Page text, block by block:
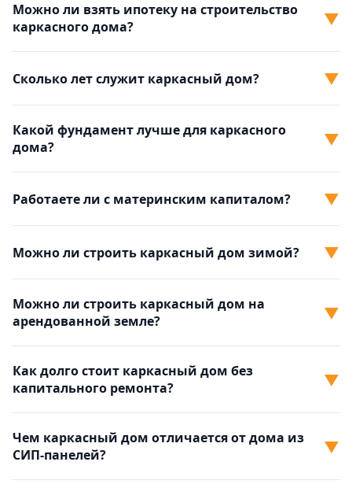
Можно ли взять ипотеку на строительство
каркасного дома?
▼
Сколько лет служит каркасный дом? ▼
Какой фундамент лучше для каркасного
дома?
▼
Работаете ли с материнским капиталом? ▼
Можно ли строить каркасный дом зимой? ▼
Можно ли строить каркасный дом на
арендованной земле?
▼
Как долго стоит каркасный дом без
капитального ремонта?
▼
Чем каркасный дом отличается от дома из
СИП-панелей?
▼